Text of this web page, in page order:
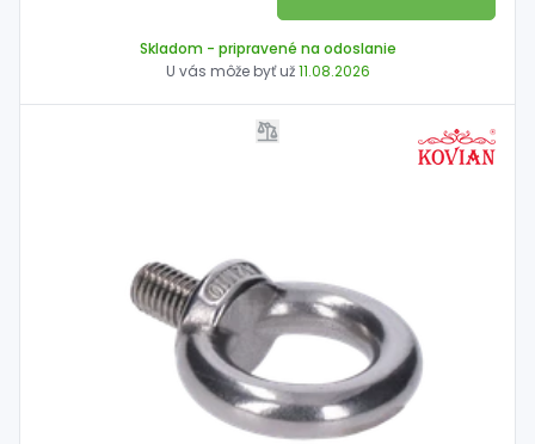
Skladom - pripravené na odoslanie
U vás môže byť už11.08.2026